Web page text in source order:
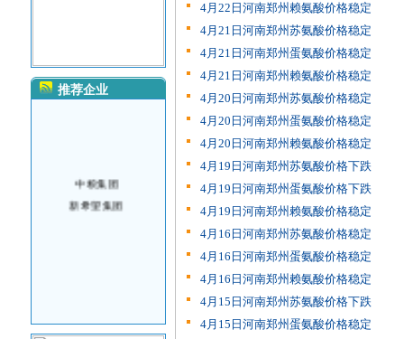
推荐企业
中粮集团
新希望集团
4月22日河南郑州赖氨酸价格稳定
4月21日河南郑州苏氨酸价格稳定
4月21日河南郑州蛋氨酸价格稳定
4月21日河南郑州赖氨酸价格稳定
4月20日河南郑州苏氨酸价格稳定
4月20日河南郑州蛋氨酸价格稳定
4月20日河南郑州赖氨酸价格稳定
4月19日河南郑州苏氨酸价格下跌
4月19日河南郑州蛋氨酸价格下跌
4月19日河南郑州赖氨酸价格稳定
4月16日河南郑州苏氨酸价格稳定
4月16日河南郑州蛋氨酸价格稳定
4月16日河南郑州赖氨酸价格稳定
4月15日河南郑州苏氨酸价格下跌
4月15日河南郑州蛋氨酸价格稳定